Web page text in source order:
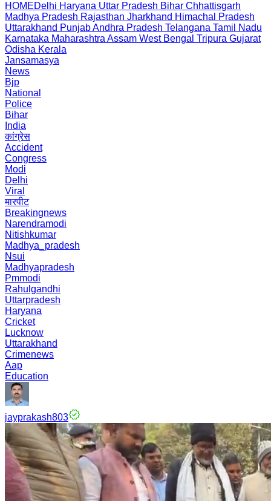
HOMEDelhi Haryana Uttar Pradesh Bihar Chhattisgarh
Madhya Pradesh Rajasthan Jharkhand Himachal Pradesh
Uttarakhand PunjabAndhra Pradesh Telangana Tamil Nadu
Karnataka Maharashtra Assam West Bengal Tripura Gujarat
Odisha Kerala
Jansamasya
News
Bjp
National
Police
Bihar
India
कांग्रेस
Accident
Congress
Modi
Delhi
Viral
मारपीट
Breakingnews
Narendramodi
Nitishkumar
Madhya_pradesh
Nsui
Madhyapradesh
Pmmodi
Rahulgandhi
Uttarpradesh
Haryana
Cricket
Lucknow
Uttarakhand
Crimenews
Aap
Education
jayprakash803